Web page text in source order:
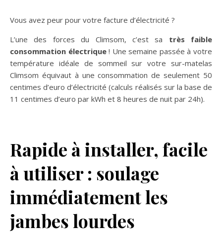
Vous avez peur pour votre facture d’électricité ?
L’une des forces du Climsom, c’est sa très faible
consommation électrique! Une semaine passée à votre
température idéale de sommeil sur votre sur-matelas
Climsom équivaut à une consommation de seulement 50
centimes d’euro d’électricité (calculs réalisés sur la base de
11 centimes d’euro par kWh et 8 heures de nuit par 24h).
Rapide à installer, facile
à utiliser : soulage
immédiatement les
jambes lourdes